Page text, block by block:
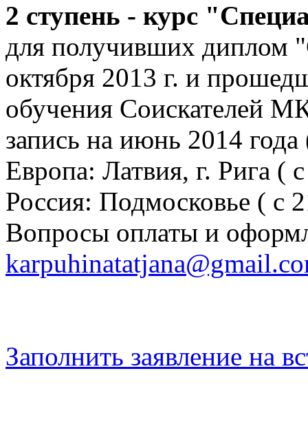
2 ступень - курс
для получивших диплом
октября 2013 г. и
обучения Соискателей
запись на июнь 2014
Европа: Латвия, г. Рига (
Россия: Подмосковье ( с
Вопросы оплаты и
Заполнить заявление на